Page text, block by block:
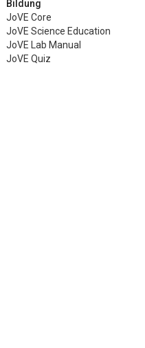
Bildung
JoVE Core
JoVE Science Education
JoVE Lab Manual
JoVE Quiz